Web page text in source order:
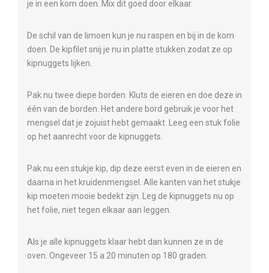
je in een kom doen. Mix dit goed door elkaar.
De schil van de limoen kun je nu raspen en bij in de kom
doen. De kipfilet snij je nu in platte stukken zodat ze op
kipnuggets lijken.
Pak nu twee diepe borden. Kluts de eieren en doe deze in
één van de borden. Het andere bord gebruik je voor het
mengsel dat je zojuist hebt gemaakt. Leeg een stuk folie
op het aanrecht voor de kipnuggets.
Pak nu een stukje kip, dip deze eerst even in de eieren en
daarna in het kruidenmengsel. Alle kanten van het stukje
kip moeten mooie bedekt zijn. Leg de kipnuggets nu op
het folie, niet tegen elkaar aan leggen.
Als je alle kipnuggets klaar hebt dan kunnen ze in de
oven. Ongeveer 15 a 20 minuten op 180 graden.